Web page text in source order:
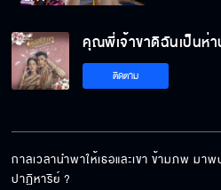
คุณพี่เจ้าขาดิฉันเป็นห่า
ติดตาม
กาลเวลานำพาให้เธอและเขา ข้ามภพ มา
ปาฏิหาริย์ ?